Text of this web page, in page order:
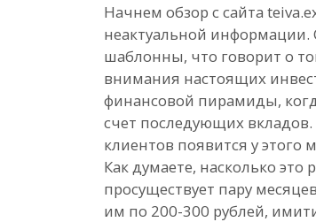
Начнем обзор с сайта
неактуальной информации.
шаблонны, что говорит о
внимания настоящих
финансовой пирамиды,
счет последующих вкладов.
клиентов появится у
Как думаете, насколько
просуществует пару
им по 200-300 рублей,